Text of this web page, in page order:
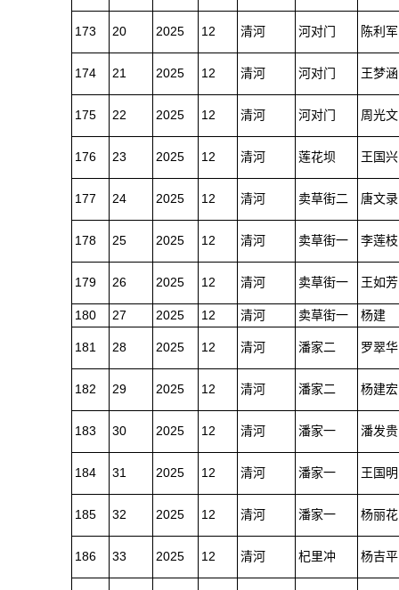
173 20 2025 12 清河 河对门 陈利军
174 21 2025 12 清河 河对门 王梦涵
175 22 2025 12 清河 河对门 周光文
176 23 2025 12 清河 莲花坝 王国兴
177 24 2025 12 清河 卖草街二 唐文录
178 25 2025 12 清河 卖草街一 李莲枝
179 26 2025 12 清河 卖草街一 王如芳
180 27 2025 12 清河 卖草街一 杨建
181 28 2025 12 清河 潘家二 罗翠华
182 29 2025 12 清河 潘家二 杨建宏
183 30 2025 12 清河 潘家一 潘发贵
184 31 2025 12 清河 潘家一 王国明
185 32 2025 12 清河 潘家一 杨丽花
186 33 2025 12 清河 杞里冲 杨吉平